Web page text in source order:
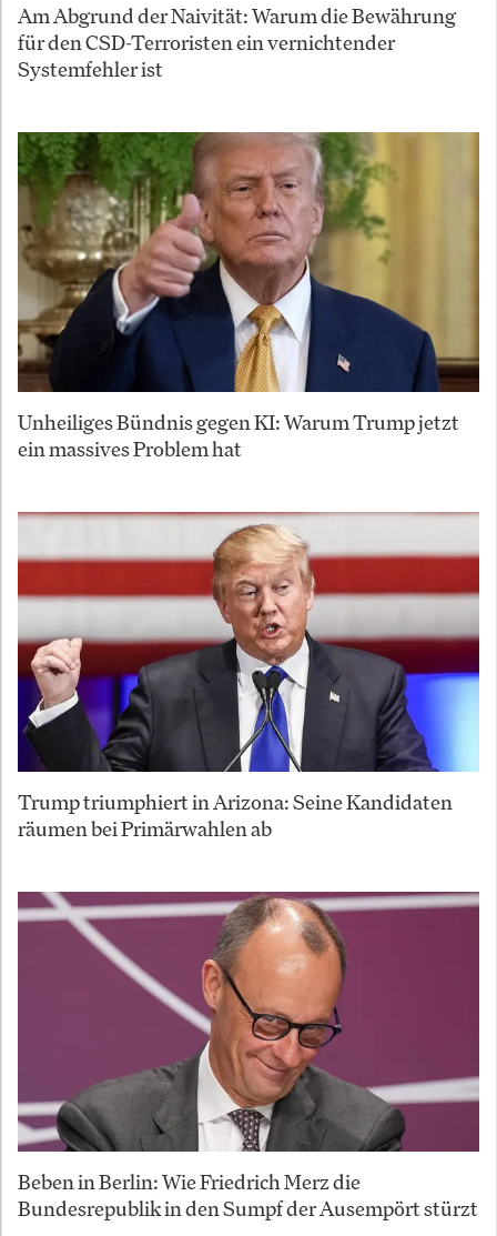
Am Abgrund der Naivität: Warum die Bewährung
für den CSD-Terroristen ein vernichtender
Systemfehler ist
Unheiliges Bündnis gegen KI: Warum Trump jetzt
ein massives Problem hat
Trump triumphiert in Arizona: Seine Kandidaten
räumen bei Primärwahlen ab
Beben in Berlin: Wie Friedrich Merz die
Bundesrepublik in den Sumpf der Ausempört stürzt